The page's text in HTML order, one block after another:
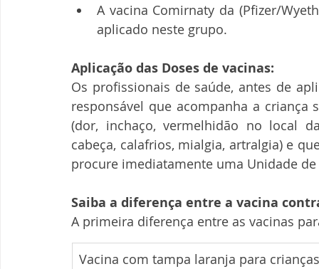
A vacina Comirnaty da (Pfizer/
aplicado neste grupo.
Aplicação das Doses de vacinas:
Os profissionais de saúde, antes de
responsável que acompanha a
(dor, inchaço, vermelhidão no local
cabeça, calafrios, mialgia, artralgia) e
procure imediatamente uma Unidade
Saiba a diferença entre a vacina
A primeira diferença entre as vacinas
​Vacina com tampa laranja para